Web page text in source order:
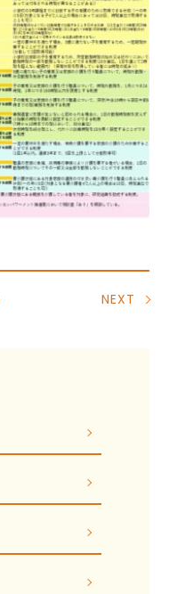
NEXT